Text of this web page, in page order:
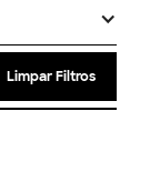
Limpar Filtros